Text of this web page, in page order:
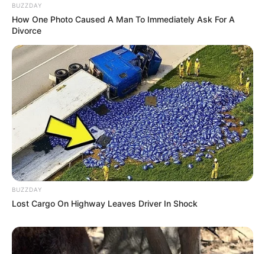
BUZZDAY
How One Photo Caused A Man To Immediately Ask For A
Divorce
BUZZDAY
Lost Cargo On Highway Leaves Driver In Shock